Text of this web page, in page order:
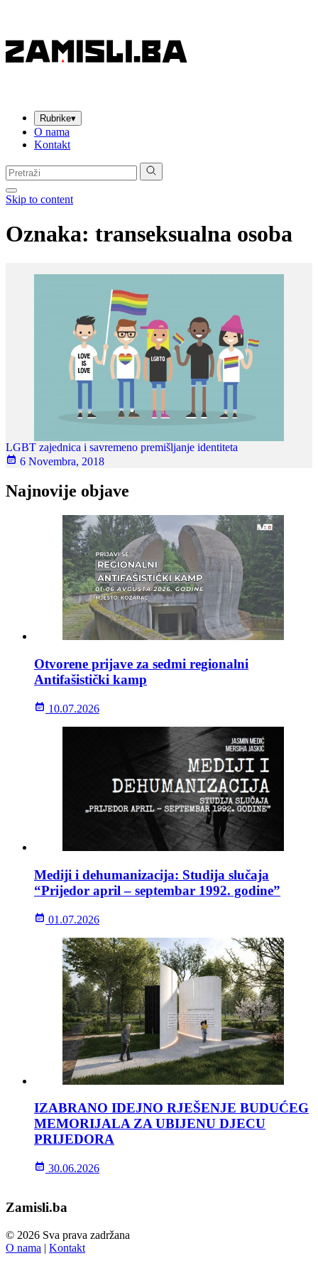
Rubrike▾
O nama
Kontakt
Pretraga:
Skip to content
Oznaka: transeksualna osoba
LGBT zajednica i savremeno premišljanje identiteta
6 Novembra, 2018
Najnovije objave
Otvorene prijave za sedmi regionalni
Antifašistički kamp
10.07.2026
Mediji i dehumanizacija: Studija slučaja
“Prijedor april – septembar 1992. godine”
01.07.2026
IZABRANO IDEJNO RJEŠENJE BUDUĆEG
MEMORIJALA ZA UBIJENU DJECU
PRIJEDORA
30.06.2026
Zamisli.ba
© 2026 Sva prava zadržana
O nama | Kontakt